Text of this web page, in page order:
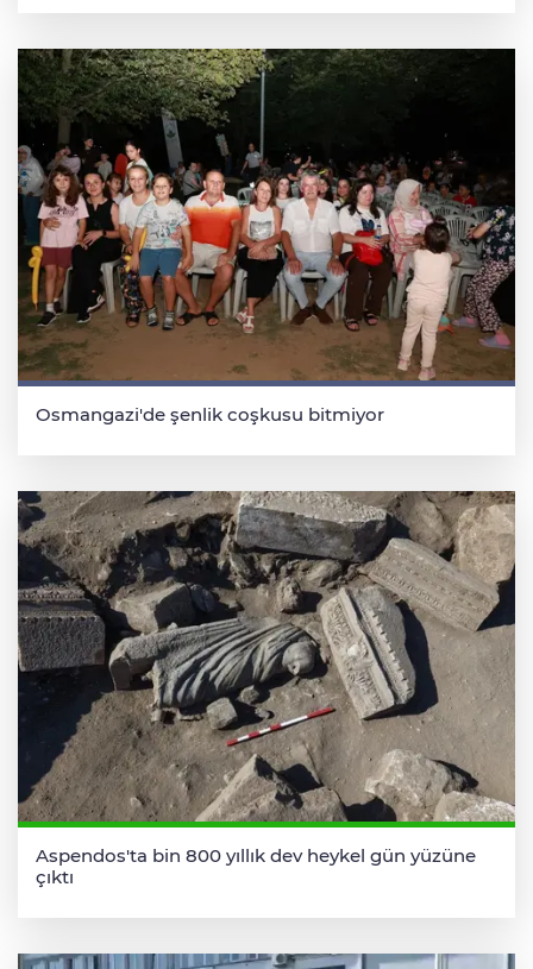
Osmangazi'de şenlik coşkusu bitmiyor
Aspendos'ta bin 800 yıllık dev heykel gün yüzüne
çıktı